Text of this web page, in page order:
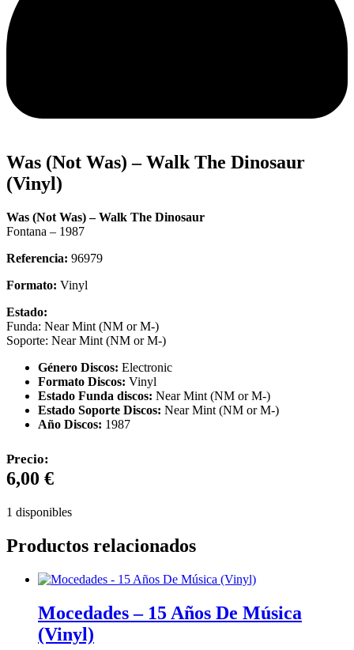
Was (Not Was) – Walk The Dinosaur
(Vinyl)
Was (Not Was) – Walk The Dinosaur
Fontana – 1987
Referencia: 96979
Formato: Vinyl
Estado:
Funda: Near Mint (NM or M-)
Soporte: Near Mint (NM or M-)
Género Discos: Electronic
Formato Discos: Vinyl
Estado Funda discos: Near Mint (NM or M-)
Estado Soporte Discos: Near Mint (NM or M-)
Año Discos: 1987
Precio:
6,00 €
1 disponibles
Productos relacionados
Mocedades – 15 Años De Música
(Vinyl)